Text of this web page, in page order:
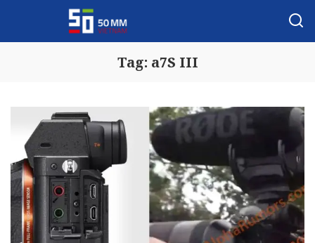
Tag: a7S III